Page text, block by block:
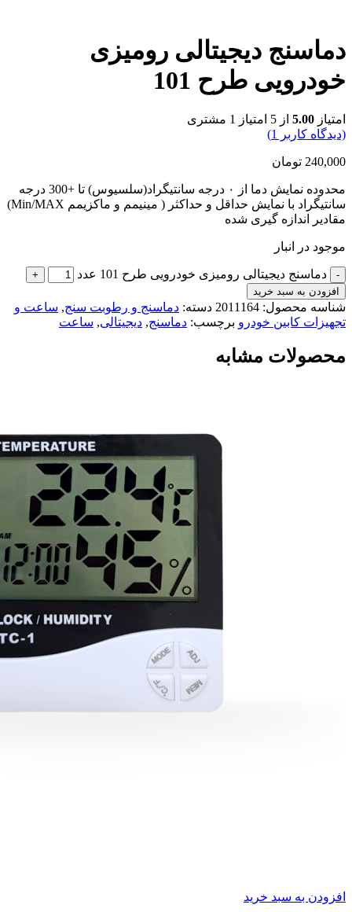
دماسنج دیجیتالی رومیزی
خودرویی طرح 101
امتیاز 5.00 از 5 امتیاز 1 مشتری
(دیدگاه کاربر
1
)
240,000 تومان
محدوده نمایش دما از ۰ درجه سانتیگراد(سلسیوس) تا +300 درجه
سانتیگراد با نمایش حداقل و حداکثر ( مینیمم و ماکزیمم Min/MAX)
مقادیر اندازه گیری شده
موجود در انبار
دماسنج دیجیتالی رومیزی خودرویی طرح 101 عدد
افزودن به سبد خرید
شناسه محصول: 2011164 دسته: دماسنج و رطوبت سنج, ساعت و
تجهیزات کابین خودرو برچسب: دماسنج, دیجیتالی, ساعت
محصولات مشابه
افزودن به سبد خرید